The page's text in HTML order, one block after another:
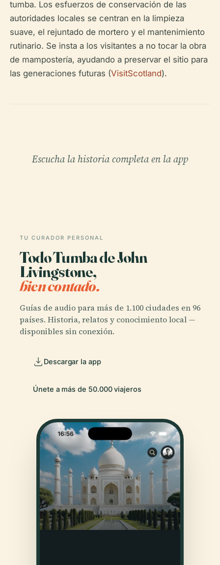
tumba. Los esfuerzos de conservación de las
autoridades locales se centran en la limpieza
suave, el rejuntado de mortero y el mantenimiento
rutinario. Se insta a los visitantes a no tocar la obra
de mampostería, ayudando a preservar el sitio para
las generaciones futuras (VisitScotland).
Escucha la historia completa en la app
TU CURADOR PERSONAL
Todo Tumba de John
Livingstone,
bien contado.
Guías de audio para más de 1.100 ciudades en 96
países. Historia, relatos y conocimiento local —
disponibles sin conexión.
Descargar la app
Únete a más de 50.000 viajeros